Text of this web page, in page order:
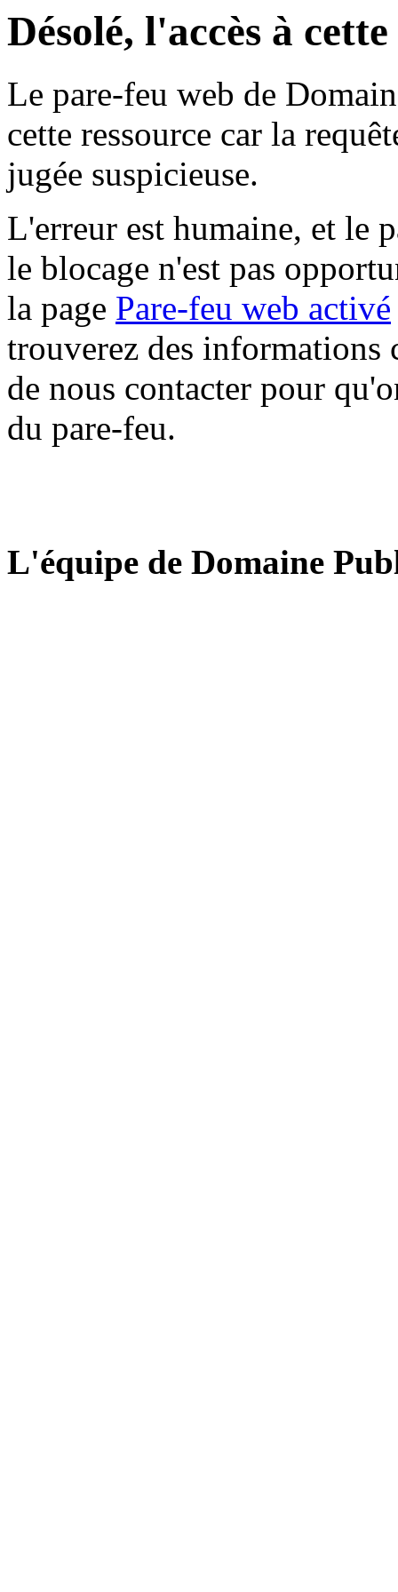
Désolé, l'accès à
Le pare-feu web de
cette ressource car la
jugée suspicieuse.
L'erreur est humaine, et le
le blocage n'est pas
la page Pare-feu web activé
trouverez des informations
de nous contacter pour
du pare-feu.
L'équipe de Domaine